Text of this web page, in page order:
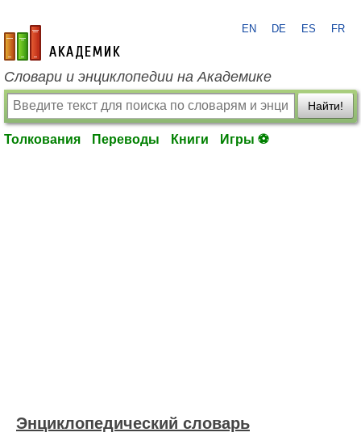
academic.ru
EN DE ES FR
Словари и энциклопедии на Академике
Найти!
Толкования Переводы Книги Игры ⚽
Энциклопедический словарь